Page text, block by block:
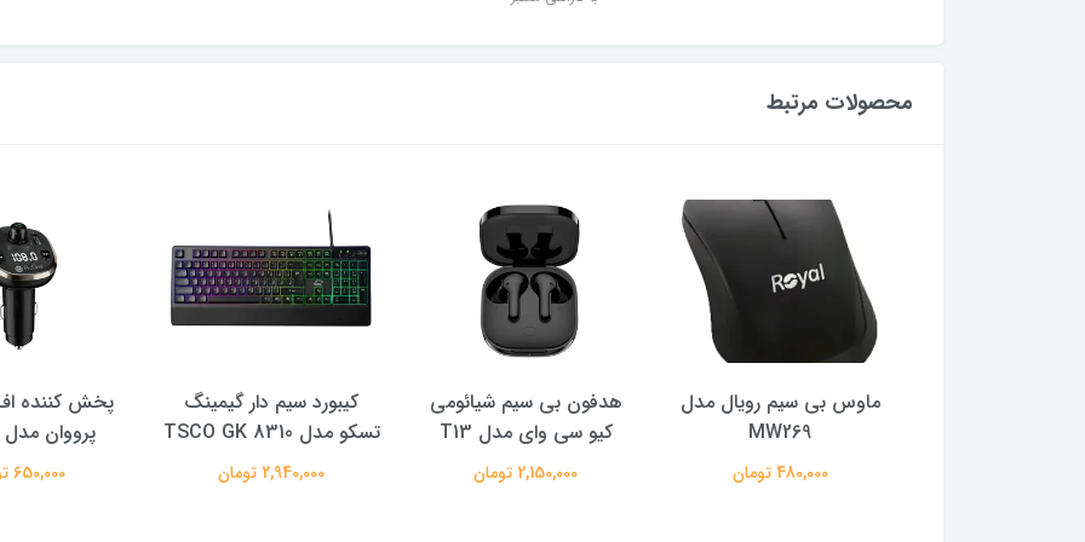
محصولات مرتبط
ماوس بی سیم رویال مدل
MW269
480,000 تومان
هدفون بی سیم شیائومی
کیو سی وای مدل T13
2,150,000 تومان
کیبورد سیم دار گیمینگ
تسکو مدل TSCO GK 8310
2,940,000 تومان
پخش کننده
پرووان مدل PFT93
650,000 تومان